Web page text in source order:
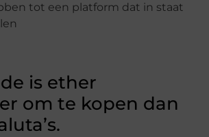
tot een platform dat in staat
is ether
om te kopen dan